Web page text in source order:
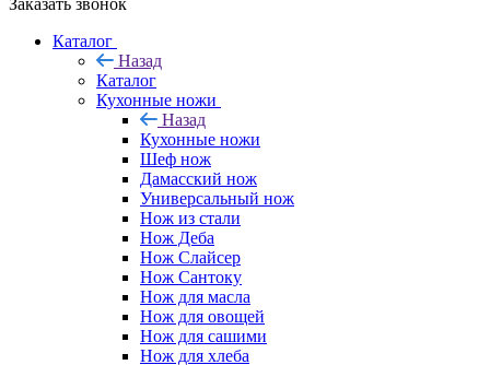
Заказать звонок
Каталог
Назад
Каталог
Кухонные ножи
Назад
Кухонные ножи
Шеф нож
Дамасский нож
Универсальный нож
Нож из стали
Нож Деба
Нож Слайсер
Нож Сантоку
Нож для масла
Нож для овощей
Нож для сашими
Нож для хлеба